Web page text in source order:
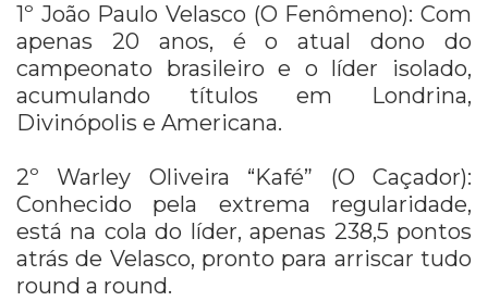
1º João Paulo Velasco (O Fenômeno): Com
apenas 20 anos, é o atual dono do
campeonato brasileiro e o líder isolado,
acumulando títulos em Londrina,
Divinópolis e Americana.
2º Warley Oliveira “Kafé” (O Caçador):
Conhecido pela extrema regularidade,
está na cola do líder, apenas 238,5 pontos
atrás de Velasco, pronto para arriscar tudo
round a round.